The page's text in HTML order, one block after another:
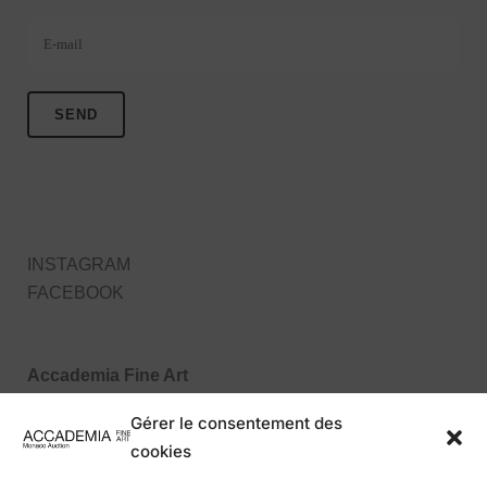
Gérer le consentement des
cookies
INSTAGRAM
FACEBOOK
Accademia Fine Art
98000 Monaco MC